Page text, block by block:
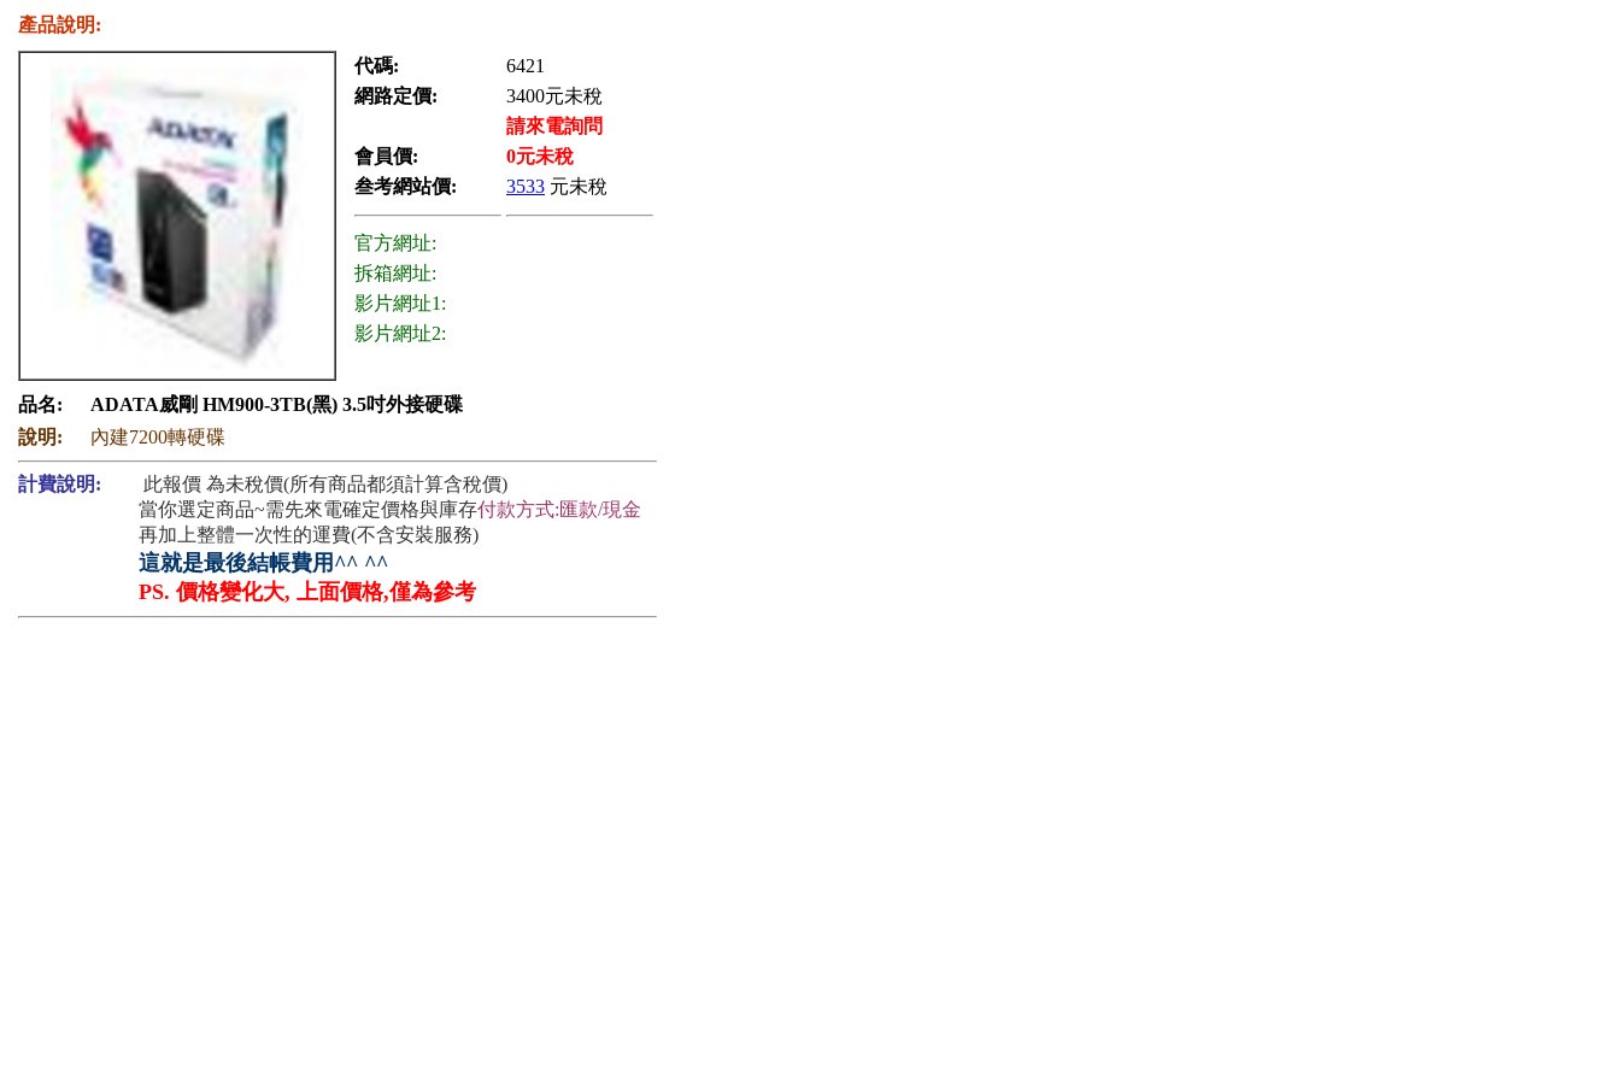
產品說明:
代碼:
6421
網路定價:
3400元未稅
請來電詢問
會員價:
0元未稅
叁考網站價:
3533 元未稅
官方網址:
拆箱網址:
影片網址1:
影片網址2:
品名:
ADATA威剛 HM900-3TB(黑) 3.5吋外接硬碟
說明:
內建7200轉硬碟
計費說明:
此報價 為未稅價(所有商品都須計算含稅價)
當你選定商品~需先來電確定價格與庫存付款方式:匯款/現金
再加上整體一次性的運費(不含安裝服務)
這就是最後結帳費用^^ ^^
PS. 價格變化大, 上面價格,僅為參考